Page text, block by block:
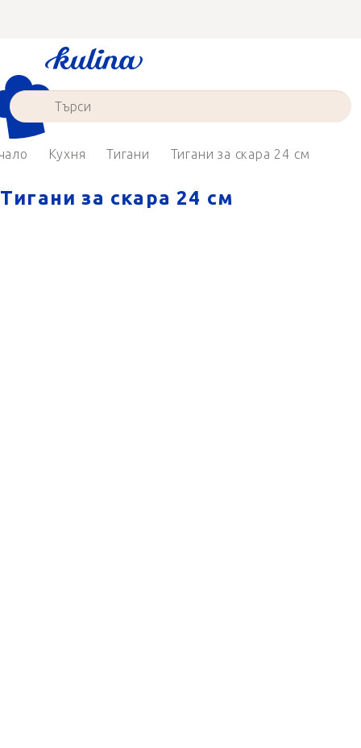
съдържанието
Кухня Тигани Тигани за скара 24 см
Тигани за скара 24 см